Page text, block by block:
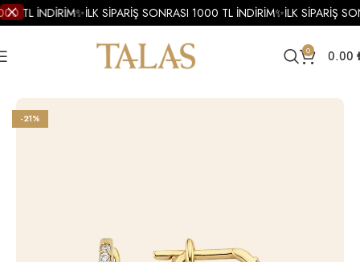
0 0.00
Altın Küpe Altın Halka Küpe
-21%
TL İNDİRİM✨İLK SİPARİŞ SONRASI 1000 TL İNDİRİM✨İLK SİPARİŞ